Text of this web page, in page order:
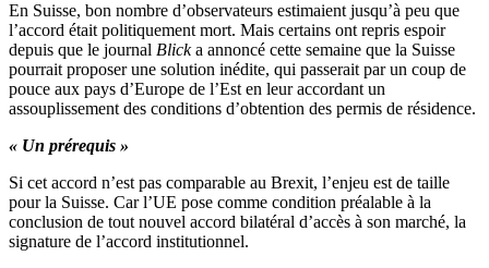
En Suisse, bon nombre d’observateurs estimaient jusqu’à peu que
l’accord était politiquement mort. Mais certains ont repris espoir
depuis que le journal Blicka annoncé cette semaine que la Suisse
pourrait proposer une solution inédite, qui passerait par un coup de
pouce aux pays d’Europe de l’Est en leur accordant un
assouplissement des conditions d’obtention des permis de résidence.
« Un prérequis »
Si cet accord n’est pas comparable au Brexit, l’enjeu est de taille
pour la Suisse. Car l’UE pose comme condition préalable à la
conclusion de tout nouvel accord bilatéral d’accès à son marché, la
signature de l’accord institutionnel.